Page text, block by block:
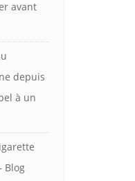
avant
depuis
à un
Blog